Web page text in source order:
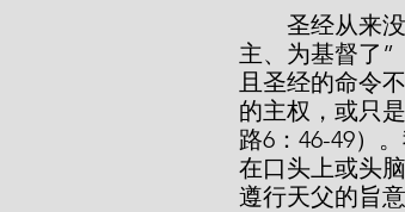
主、为基督了”
且圣经的命令
的主权，或只
路6：46-49）
在口头上或头
遵行天父的旨意